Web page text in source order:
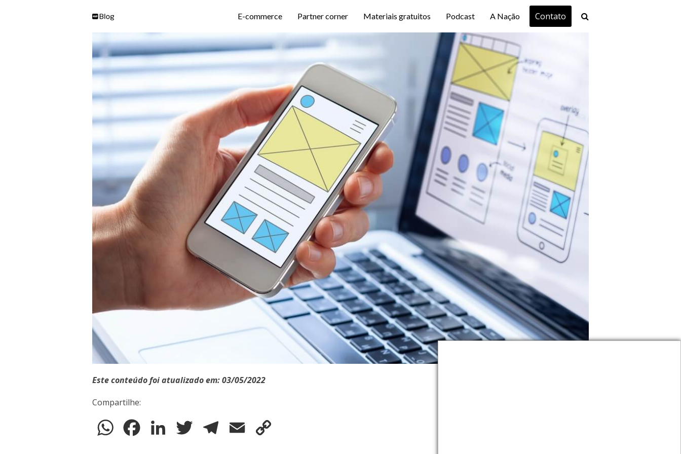
E-commerce Partner corner Materiais gratuitos Podcast A Nação Contato
Este conteúdo foi atualizado em: 03/05/2022
Compartilhe:
WhatsAppFacebookLinkedIn Twitter TelegramEmail